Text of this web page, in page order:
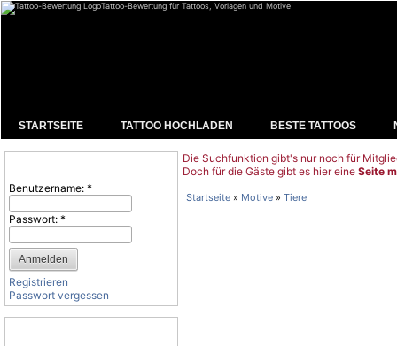
Tattoo-Bewertung für Tattoos, Vorlagen und Motive
STARTSEITE TATTOO HOCHLADEN BESTE TATTOOS
Benutzername: *
Passwort: *
Registrieren
Passwort vergessen
Die Suchfunktion gibt's nur noch für
Doch für die Gäste gibt es hier eine Seite
Startseite » Motive » Tiere